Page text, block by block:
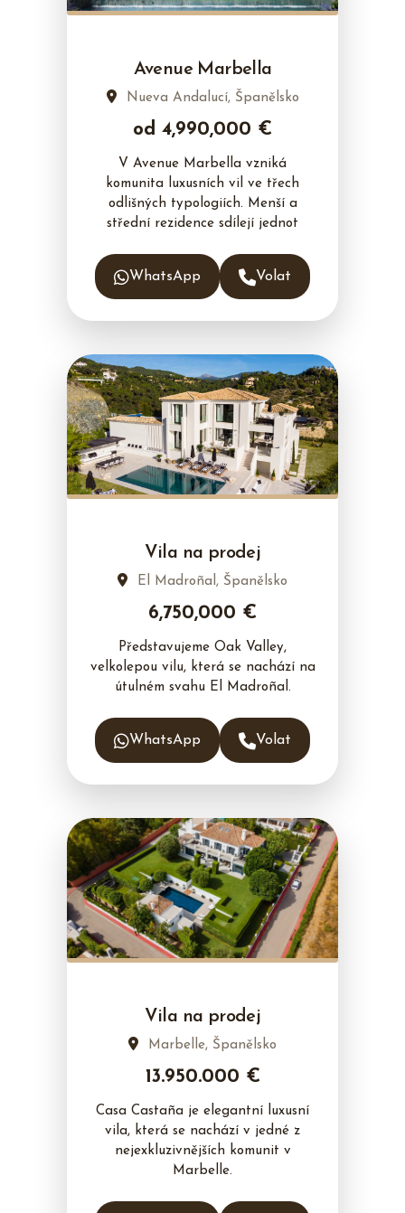
Avenue Marbella
Nueva Andalucí, Španělsko
od 4,990,000 €
V Avenue Marbella vzniká
komunita luxusních vil ve třech
odlišných typologiích. Menší a
střední rezidence sdílejí jednot
WhatsApp Volat
Vila na prodej
El Madroñal, Španělsko
6,750,000 €
Představujeme Oak Valley,
velkolepou vilu, která se nachází na
útulném svahu El Madroñal.
WhatsApp Volat
Vila na prodej
Marbelle, Španělsko
13.950.000 €
Casa Castaña je elegantní luxusní
vila, která se nachází v jedné z
nejexkluzivnějších komunit v
Marbelle.